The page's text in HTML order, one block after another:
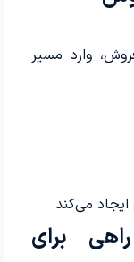
وارد مسیر
ایجاد می‌کند
برای